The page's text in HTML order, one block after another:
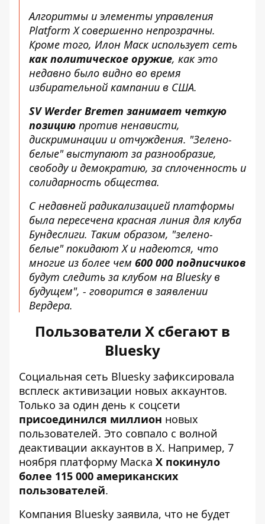
Алгоритмы и элементы управления
Platform X совершенно непрозрачны.
Кроме того, Илон Маск использует сеть
как политическое оружие, как это
недавно было видно во время
избирательной кампании в США.
SV Werder Bremen занимает четкую
позицию против ненависти,
дискриминации и отчуждения. "Зелено-
белые" выступают за разнообразие,
свободу и демократию, за сплоченность и
солидарность общества.
С недавней радикализацией платформы
была пересечена красная линия для клуба
Бундеслиги. Таким образом, "зелено-
белые" покидают X и надеются, что
многие из более чем 600 000 подписчиков
будут следить за клубом на Bluesky в
будущем", - говорится в заявлении
Вердера.
Пользователи X сбегают в
Bluesky
Социальная сеть Bluesky зафиксировала
всплеск активизации новых аккаунтов.
Только за один день к соцсети
присоединился миллион новых
пользователей. Это совпало с волной
деактивации аккаунтов в X. Например, 7
ноября платформу Маска X покинуло
более 115 000 американских
пользователей.
Компания Bluesky заявила, что не будет